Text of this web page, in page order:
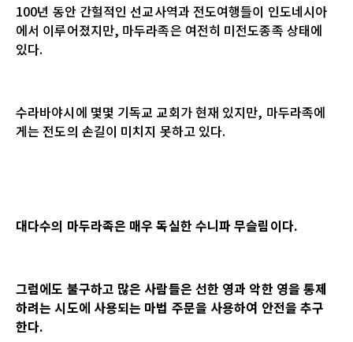
100년 동안 간헐적인 선교사역과 전도여행들이 인도네시아
에서 이루어졌지만, 마두라족은 여전히 미전도종족 상태에
있다.
수라바야시에 몇몇 기독교 교회가 현재 있지만, 마두라족에
게는 전도의 손길이 미치지 못하고 있다.
대다수의 마두라족은 매우 독실한 수니파 무슬림이다.
그럼에도 불구하고 많은 사람들은 선한 영과 악한 영을 통제
하려는 시도에 사용되는 마법 주문을 사용하여 안전을 추구
한다.